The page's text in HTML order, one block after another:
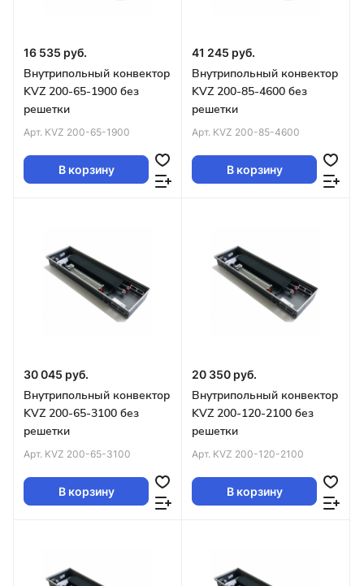
16 535 руб.
Внутрипольный конвектор
KVZ 200-65-1900 без
решетки
Арт. KVZ 200-65-1900
В корзину
41 245 руб.
Внутрипольный конвектор
KVZ 200-85-4600 без
решетки
Арт. KVZ 200-85-4600
В корзину
30 045 руб.
Внутрипольный конвектор
KVZ 200-65-3100 без
решетки
Арт. KVZ 200-65-3100
В корзину
20 350 руб.
Внутрипольный конвектор
KVZ 200-120-2100 без
решетки
Арт. KVZ 200-120-2100
В корзину